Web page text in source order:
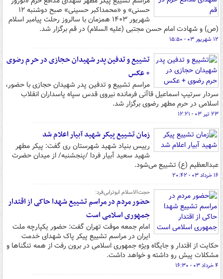
حسنی» و «محمداکبر حسینی» صبح دوشنبه ۱۲
شهریور ۱۴۰۳ همزمان با سالروز رحلت پیامبر اسلام
(ص) و شهادت امام حسن مجتبی (علیه السلام) در قم برگزار شد.
۱۲ شهریور ۰۳ - ۱۵:۵۰
تشییع و تدفین پدر شهیدان حجازی در حرم رضوی
+ عکس
مراسم تشییع و تدفین پدر شهیدان حجازی با حضور،
سردار سرتیپ اسماعیل قاآنی فرمانده نیروی قدس سپاه پاسداران انقلاب
اسلامی در حرم مطهر رضوی برگزار شد.
۲۳ تیر ۰۳ - ۱۲:۲۱
زمان تشییع پیکر شهید آبیار اعلام شد
رییس بنیاد شهید شهرستان ری گفت: پیکر مطهر
شهید سعید آبیار فردا /پنجشنبه/ از میدان حضرت
عبدالعظیم (ع) تشییع می‌شود.
۱۶ خرداد ۰۳ - ۲۰:۴۲
حجت‌الاسلام ابوترابی‌فرد:
حضور مردم در مراسم تشییع شهدا حاکی از اقتدار
جمهوری اسلامی است
امام جمعه موقت تهران گفت: حضور یکپارچه ملت
ایران در مراسم تشییع پیکر پاک شهدای خدمت
حکایت از اقتدار و جایگاه ویژه جمهوری اسلامی در برون رفت از همه تنگناها و
مشکلات پیش رو داشته و خواهد داشت.
۴ خرداد ۰۳ - ۱۶:۳۰